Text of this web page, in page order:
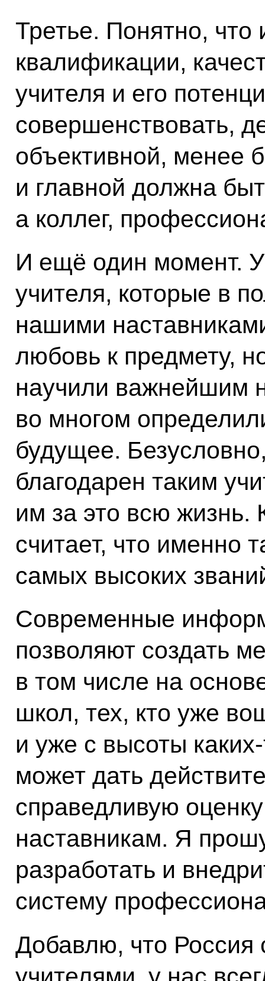
Третье. Понятно, что
квалификации,
учителя и его
совершенствовать,
объективной, менее
и главной должна
а коллег,
И ещё один момент.
учителя, которые в
нашими
любовь к предмету,
научили важнейшим
во многом
будущее.
благодарен таким
им за это всю жизнь.
считает, что именно
самых высоких
Современные
позволяют создать
в том числе на
школ, тех, кто уже
и уже с высоты
может дать
справедливую
наставникам. Я
разработать и
систему
Добавлю, что Россия